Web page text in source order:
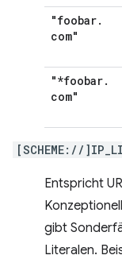
"foobar.
com"
"*foobar.
com"
[SCHEME://
Entspricht
gibt
Literalen.